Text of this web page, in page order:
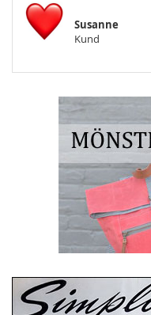
Susanne
Kund